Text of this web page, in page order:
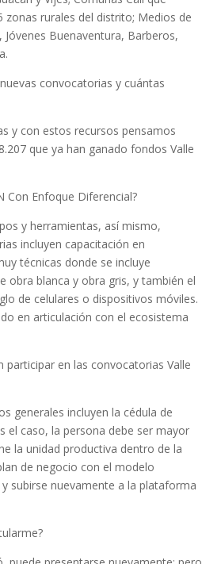
zonas rurales del distrito; Medios de
Buenaventura, Barberos,
convocatorias y cuántas
y con estos recursos pensamos
que ya han ganado fondos Valle
Con Enfoque Diferencial?
y herramientas, así mismo,
incluyen capacitación en
técnicas donde se incluye
obra blanca y obra gris, y también el
de celulares o dispositivos móviles.
en articulación con el ecosistema
en las convocatorias Valle
generales incluyen la cédula de
el caso, la persona debe ser mayor
la unidad productiva dentro de la
de negocio con el modelo
subirse nuevamente a la plataforma